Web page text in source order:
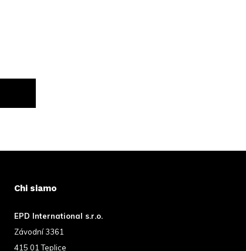
Chi siamo
EPD International s.r.o.
Závodní 3361
415 01 Teplice